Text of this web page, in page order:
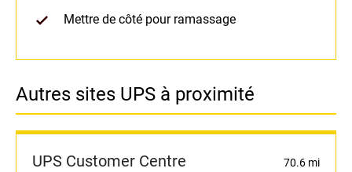
Mettre de côté pour ramassage
Autres sites UPS à proximité
UPS Customer Centre 70.6 mi